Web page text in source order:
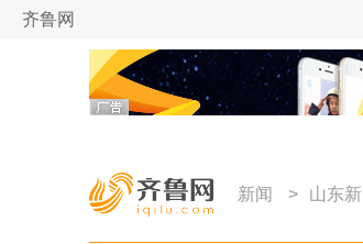
齐鲁网
新闻 > 山东新